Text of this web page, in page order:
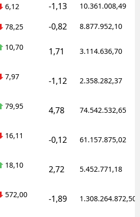
6,12 -1,13 10.361.008,49
78,25 -0,82 8.877.952,10
10,70 1,71 3.114.636,70
7,97 -1,12 2.358.282,37
79,95 4,78 74.542.532,65
16,11 -0,12 61.157.875,02
18,10 2,72 5.452.771,18
572,00 -1,89 1.308.264.872,50